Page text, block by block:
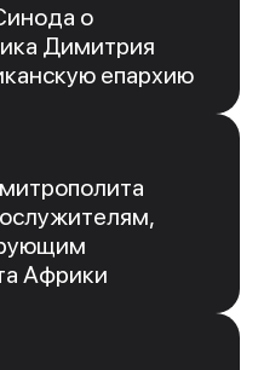
о
Димитрия
епархию
Африки